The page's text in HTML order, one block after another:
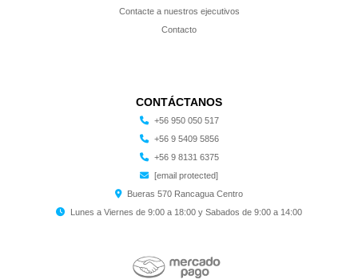
Contacte a nuestros ejecutivos
Contacto
CONTÁCTANOS
+56 950 050 517
+56 9 5409 5856
+56 9 8131 6375
[email protected]
Bueras 570 Rancagua Centro
Lunes a Viernes de 9:00 a 18:00 y Sabados de 9:00 a 14:00